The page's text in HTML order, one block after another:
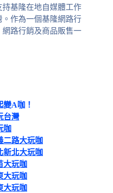
持基隆在地自媒體工作
作為一個基隆網路行
路行銷及商品販售一
變A咖！
台灣
咖
二路大玩咖
新北大玩咖
大玩咖
大玩咖
大玩咖